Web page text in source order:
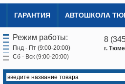
ГАРАНТИЯ АВТОШКОЛА
Режим работы:
Пнд - Пт (9:00-20:00)
Сб - Вск (9:00-20:00)
8
г.